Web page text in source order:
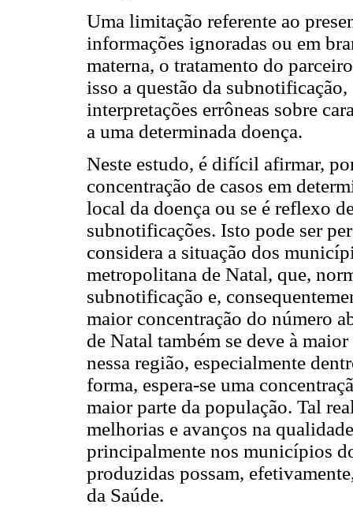
Uma limitação referente ao
informações ignoradas ou em
materna, o tratamento do
isso a questão da
interpretações errôneas sobre
a uma determinada doença.
Neste estudo, é difícil afirmar,
concentração de casos em
local da doença ou se é reflexo
subnotificações. Isto pode ser
considera a situação dos
metropolitana de Natal, que,
subnotificação e,
maior concentração do número
de Natal também se deve à
nessa região, especialmente
forma, espera-se uma
maior parte da população. Tal
melhorias e avanços na
principalmente nos municípios
produzidas possam,
da Saúde.